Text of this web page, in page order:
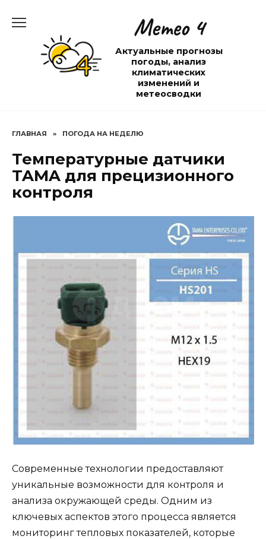
содержанию
Метео 4
Актуальные прогнозы
погоды, анализ
климатических
изменений и
метеосводки
ГЛАВНАЯ » ПОГОДА НА НЕДЕЛЮ
Температурные датчики
TAMA для прецизионного
контроля
Современные технологии предоставляют
уникальные возможности для контроля и
анализа окружающей среды. Одним из
ключевых аспектов этого процесса является
мониторинг тепловых показателей, которые